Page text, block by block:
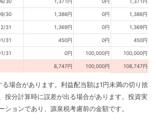
30 1,386円 0円 1,386円
31 1,369円 0円 1,369円
31 450円 0円 450円
31 0円 100,000円 100,000円
8,747円 100,000円 108,747円
場合があります。利益配当額は1円未満の切り捨
按分計算時に誤差が出る場合があります。投資実
ションであり、源泉税考慮前の金額です。